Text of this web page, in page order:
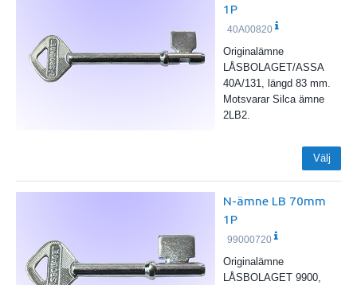
1P
40A00820
Originalämne
LÅSBOLAGET/ASSA
40A/131, längd 83 mm.
Motsvarar Silca ämne
2LB2.
Välj
N-ämne LB 70mm
1P
99000720
Originalämne
LÅSBOLAGET 9900,